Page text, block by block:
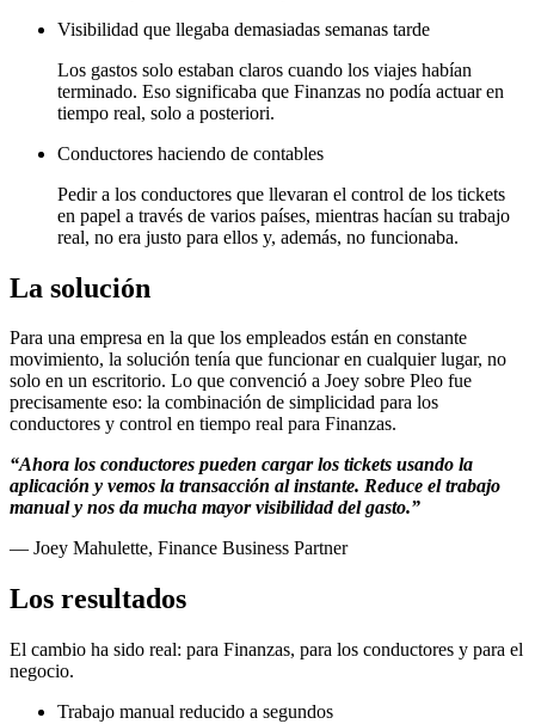
Visibilidad que llegaba demasiadas semanas tarde
Los gastos solo estaban claros cuando los viajes habían
terminado. Eso significaba que Finanzas no podía actuar en
tiempo real, solo a posteriori.
Conductores haciendo de contables
Pedir a los conductores que llevaran el control de los tickets
en papel a través de varios países, mientras hacían su trabajo
real, no era justo para ellos y, además, no funcionaba.
La solución
Para una empresa en la que los empleados están en constante
movimiento, la solución tenía que funcionar en cualquier lugar, no
solo en un escritorio. Lo que convenció a Joey sobre Pleo fue
precisamente eso: la combinación de simplicidad para los
conductores y control en tiempo real para Finanzas.
“Ahora los conductores pueden cargar los tickets usando la
aplicación y vemos la transacción al instante. Reduce el trabajo
manual y nos da mucha mayor visibilidad del gasto.”
— Joey Mahulette, Finance Business Partner
Los resultados
El cambio ha sido real: para Finanzas, para los conductores y para el
negocio.
Trabajo manual reducido a segundos